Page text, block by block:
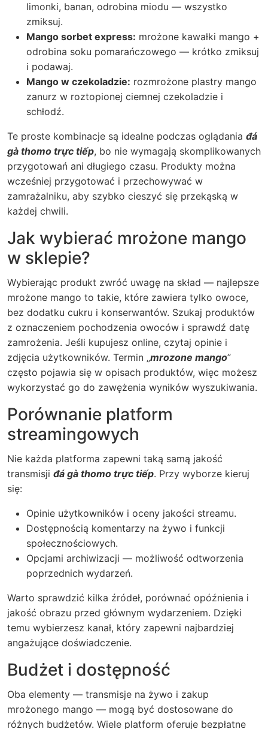
limonki, banan, odrobina miodu — wszystko
zmiksuj.
Mango sorbet express: mrożone kawałki mango +
odrobina soku pomarańczowego — krótko zmiksuj
i podawaj.
Mango w czekoladzie: rozmrożone plastry mango
zanurz w roztopionej ciemnej czekoladzie i
schłodź.
Te proste kombinacje są idealne podczas oglądania đá
gà thomo trực tiếp, bo nie wymagają skomplikowanych
przygotowań ani długiego czasu. Produkty można
wcześniej przygotować i przechowywać w
zamrażalniku, aby szybko cieszyć się przekąską w
każdej chwili.
Jak wybierać mrożone mango
w sklepie?
Wybierając produkt zwróć uwagę na skład — najlepsze
mrożone mango to takie, które zawiera tylko owoce,
bez dodatku cukru i konserwantów. Szukaj produktów
z oznaczeniem pochodzenia owoców i sprawdź datę
zamrożenia. Jeśli kupujesz online, czytaj opinie i
zdjęcia użytkowników. Termin „mrozone mango”
często pojawia się w opisach produktów, więc możesz
wykorzystać go do zawężenia wyników wyszukiwania.
Porównanie platform
streamingowych
Nie każda platforma zapewni taką samą jakość
transmisji đá gà thomo trực tiếp. Przy wyborze kieruj
się:
Opinie użytkowników i oceny jakości streamu.
Dostępnością komentarzy na żywo i funkcji
społecznościowych.
Opcjami archiwizacji — możliwość odtworzenia
poprzednich wydarzeń.
Warto sprawdzić kilka źródeł, porównać opóźnienia i
jakość obrazu przed głównym wydarzeniem. Dzięki
temu wybierzesz kanał, który zapewni najbardziej
angażujące doświadczenie.
Budżet i dostępność
Oba elementy — transmisje na żywo i zakup
mrożonego mango — mogą być dostosowane do
różnych budżetów. Wiele platform oferuje bezpłatne